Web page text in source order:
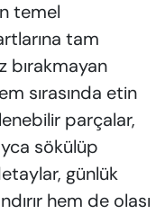
temel
tam
bırakmayan
sırasında etin
parçalar,
sökülüp
günlük
hem de olası